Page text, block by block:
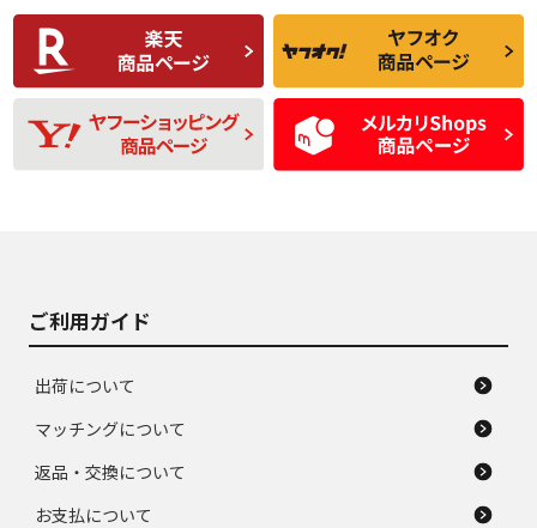
C
比較的きれいな中古
品
C
られるが、使用に問
題のない中古品
D
使用感や目立つ傷が
あり、一般的な中古
品
D
残り溝も少なく、偏
磨耗がみられ、短期
間使用できるくらい
の中古品
ご利用ガイド
出荷について
マッチングについて
返品・交換について
お支払について